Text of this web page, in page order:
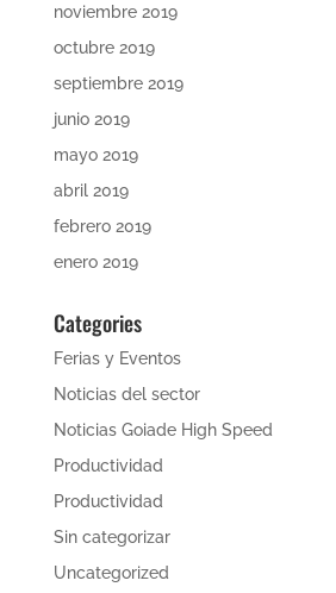
noviembre 2019
octubre 2019
septiembre 2019
junio 2019
mayo 2019
abril 2019
febrero 2019
enero 2019
Categories
Ferias y Eventos
Noticias del sector
Noticias Goiade High Speed
Productividad
Productividad
Sin categorizar
Uncategorized